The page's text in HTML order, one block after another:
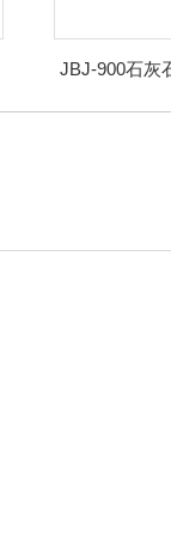
JBJ-900石灰